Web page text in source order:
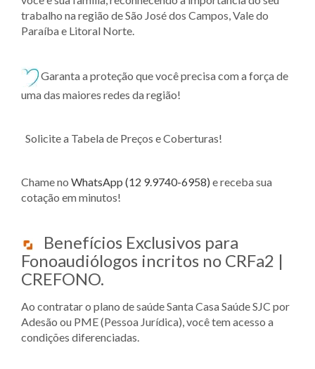
trabalho na região de São José dos Campos, Vale do
Paraíba e Litoral Norte.
Garanta a proteção que você precisa com a força de
uma das maiores redes da região!
Solicite a Tabela de Preços e Coberturas!
Chame no WhatsApp (12 9.9740-6958) e receba sua
cotação em minutos!
Benefícios Exclusivos para
Fonoaudiólogos incritos no CRFa2 |
CREFONO.
Ao contratar o plano de saúde Santa Casa Saúde SJC por
Adesão ou PME (Pessoa Jurídica), você tem acesso a
condições diferenciadas.